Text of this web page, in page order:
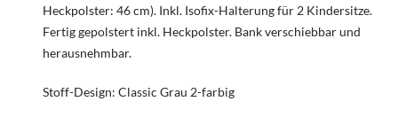
Heckpolster: 46 cm). Inkl. Isofix-Halterung für 2 Kindersitze.
Fertig gepolstert inkl. Heckpolster. Bank verschiebbar und
herausnehmbar.
Stoff-Design: Classic Grau 2-farbig